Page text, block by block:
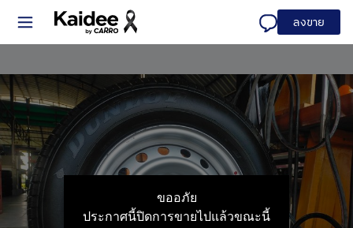
ลงขาย
ขออภัย
ประกาศนี้ปิดการขายไปแล้วขณะนี้